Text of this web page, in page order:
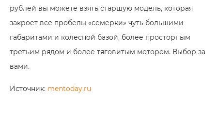
рублей вы можете взять старшую модель, которая
закроет все пробелы «семерки» чуть большими
габаритами и колесной базой, более просторным
третьим рядом и более тяговитым мотором. Выбор за
вами.
Источник: mentoday.ru